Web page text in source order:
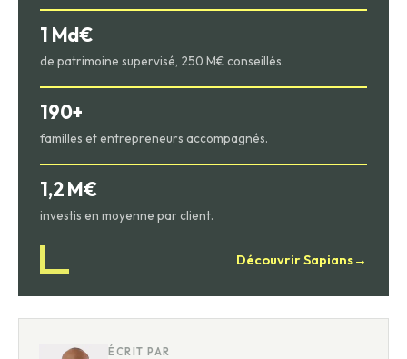
1 Md€
de patrimoine supervisé, 250 M€ conseillés.
190+
familles et entrepreneurs accompagnés.
1,2 M€
investis en moyenne par client.
Découvrir Sapians→
ÉCRIT PAR